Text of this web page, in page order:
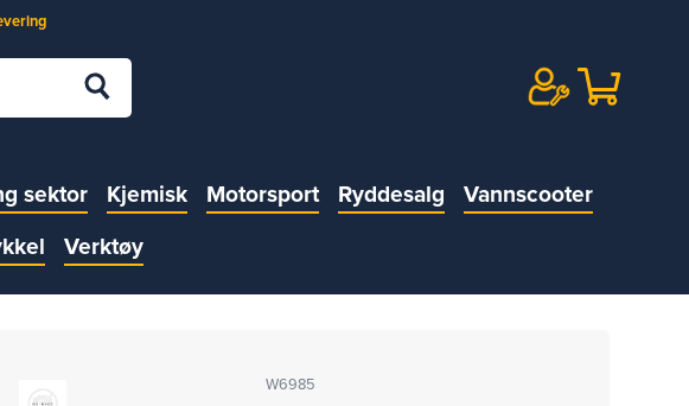
sektor Kjemisk Motorsport Ryddesalg
Vannscooter
Verktøy
W6985